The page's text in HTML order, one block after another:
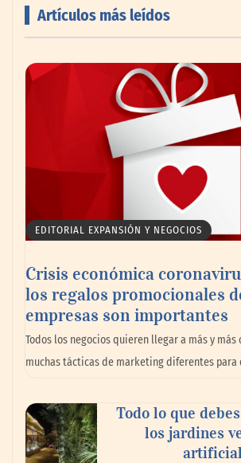
la compra de boletos con una
de pago rápida y segura
MBF Construcciones refuerza
digital con una nueva web de
Madrid
Artículos más leídos
EDITORIAL EXPANSIÓN Y NEGOCIOS
Crisis económica
los regalos promocionales
empresas son importantes
Todos los negocios quieren llegar a más y
muchas tácticas de marketing diferentes para
Todo lo que
los jardines